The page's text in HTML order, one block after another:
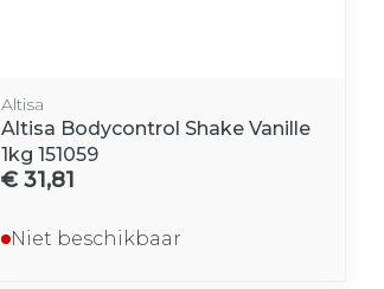
Altisa
Altisa Bodycontrol Shake Vanille
1kg 151059
€ 31,81
Niet beschikbaar